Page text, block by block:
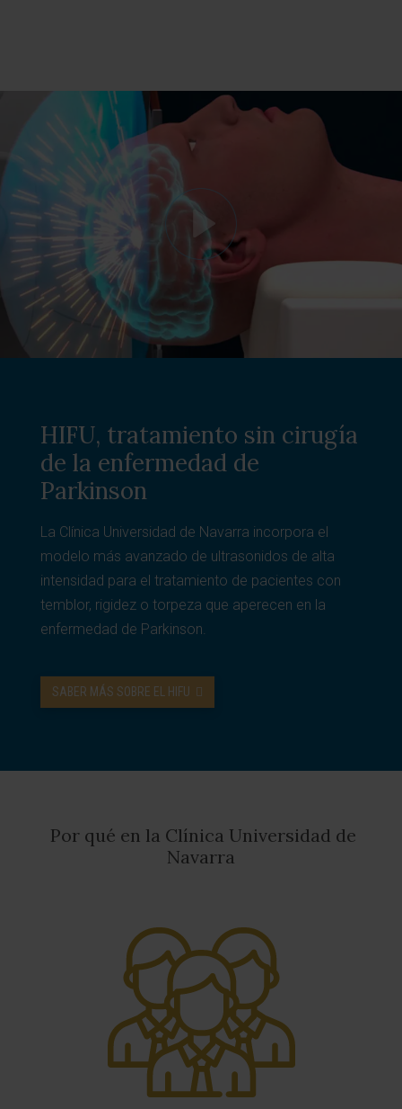
HIFU, tratamiento sin cirugía
de la enfermedad de
Parkinson
La Clínica Universidad de Navarra incorpora el
modelo más avanzado de ultrasonidos de alta
intensidad para el tratamiento de pacientes con
temblor, rigidez o torpeza que aperecen en la
enfermedad de Parkinson.
SABER MÁS SOBRE EL HIFU
Por qué en la Clínica Universidad de
Navarra